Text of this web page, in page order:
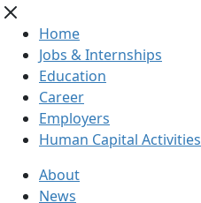
Home
Jobs & Internships
Education
Career
Employers
Human Capital Activities
About
News